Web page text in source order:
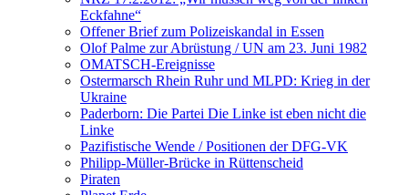
Eckfahne“
Offener Brief zum Polizeiskandal in Essen
Olof Palme zur Abrüstung / UN am 23. Juni 1982
OMATSCH-Ereignisse
Ostermarsch Rhein Ruhr und MLPD: Krieg in der
Ukraine
Paderborn: Die Partei Die Linke ist eben nicht die
Linke
Pazifistische Wende / Positionen der DFG-VK
Philipp-Müller-Brücke in Rüttenscheid
Piraten